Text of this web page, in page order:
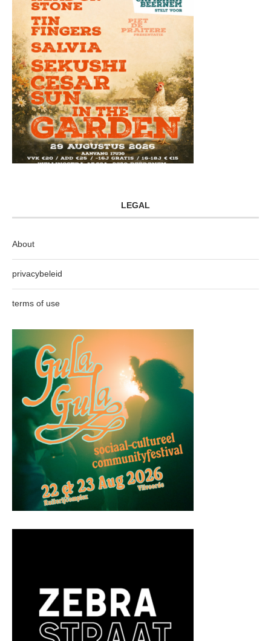
LEGAL
About
privacybeleid
terms of use